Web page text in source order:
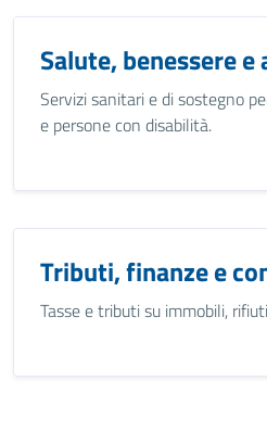
Salute, benessere e
Servizi sanitari e di sostegno
e persone con disabilità.
Tributi, finanze e
Tasse e tributi su immobili,